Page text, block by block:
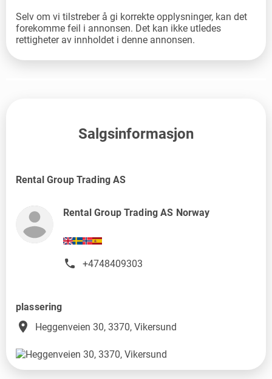
Selv om vi tilstreber å gi korrekte opplysninger, kan det
forekomme feil i annonsen. Det kan ikke utledes
rettigheter av innholdet i denne annonsen.
Salgsinformasjon
Rental Group Trading AS
Rental Group Trading AS Norway
+4748409303
plassering
place Heggenveien 30, 3370, Vikersund